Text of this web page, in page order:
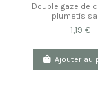
Double gaze de
plumetis
1,19 €
Ajouter au